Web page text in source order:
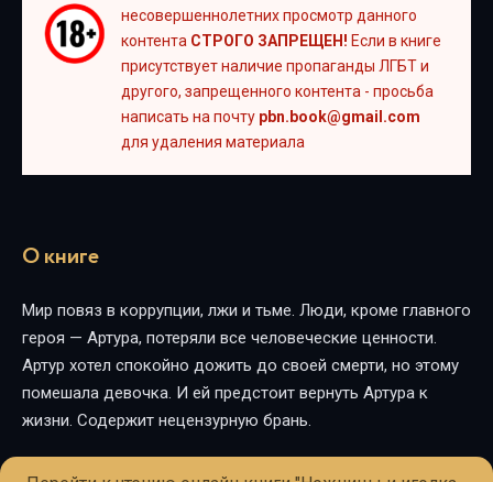
несовершеннолетних просмотр данного
контента СТРОГО ЗАПРЕЩЕН! Если в книге
присутствует наличие пропаганды ЛГБТ и
другого, запрещенного контента - просьба
написать на почту pbn.book@gmail.com
для удаления материала
О книге
Мир повяз в коррупции, лжи и тьме. Люди, кроме главного
героя — Артура, потеряли все человеческие ценности.
Артур хотел спокойно дожить до своей смерти, но этому
помешала девочка. И ей предстоит вернуть Артура к
жизни. Содержит нецензурную брань.